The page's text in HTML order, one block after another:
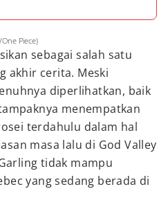
Piece)
sebagai salah satu
akhir cerita. Meski
diperlihatkan, baik
menempatkan
terdahulu dalam hal
masa lalu di God Valley
tidak mampu
yang sedang berada di